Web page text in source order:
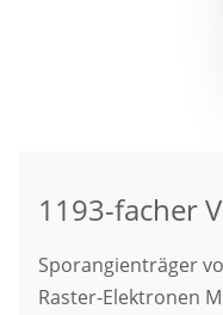
1193-facher
Sporangienträger
Raster-Elektronen